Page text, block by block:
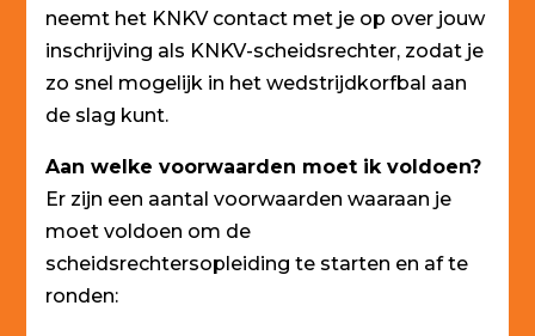
neemt het KNKV contact met je op over jouw
inschrijving als KNKV-scheidsrechter, zodat je
zo snel mogelijk in het wedstrijdkorfbal aan
de slag kunt.
Aan welke voorwaarden moet ik voldoen?
Er zijn een aantal voorwaarden waaraan je
moet voldoen om de
scheidsrechtersopleiding te starten en af te
ronden: